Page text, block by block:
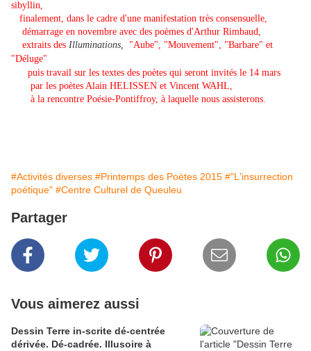
sibyllin,
finalement, dans le cadre d'une manifestation très consensuelle,
démarrage en novembre avec des poèmes d'Arthur Rimbaud,
extraits des Illuminations,
"Aube", "Mouvement", "Barbare" et
"Déluge"
puis travail sur les textes des poètes qui seront invités le 14 mars
par les poètes Alain HELISSEN et Vincent WAHL,
à la rencontre Poésie-Pontiffroy, à laquelle nous assisterons.
#Activités diverses #Printemps des Poètes 2015 #"L'insurrection
poétique" #Centre Culturel de Queuleu
Partager
Vous aimerez aussi
Dessin Terre in-scrite dé-centrée
dérivée. Dé-cadrée. Illusoire à